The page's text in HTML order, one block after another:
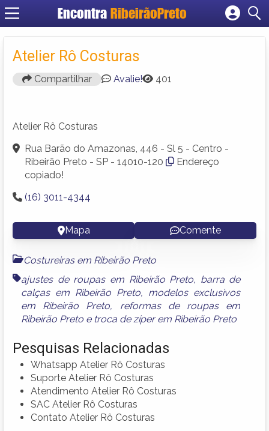
Encontra RibeirãoPreto
Cadastrar empresa
Criar conta
Atelier Rô Costuras
Compartilhar Avalie! 401
Atelier Rô Costuras
Rua Barão do Amazonas, 446 - Sl 5 - Centro -
Ribeirão Preto - SP - 14010-120
Endereço
copiado!
(16) 3011-4344
Mapa Comente
Costureiras em Ribeirão Preto
ajustes de roupas em Ribeirão Preto, barra de
calças em Ribeirão Preto, modelos exclusivos
em Ribeirão Preto, reformas de roupas em
Ribeirão Preto e troca de zíper em Ribeirão Preto
Pesquisas Relacionadas
Whatsapp Atelier Rô Costuras
Suporte Atelier Rô Costuras
Atendimento Atelier Rô Costuras
SAC Atelier Rô Costuras
Contato Atelier Rô Costuras